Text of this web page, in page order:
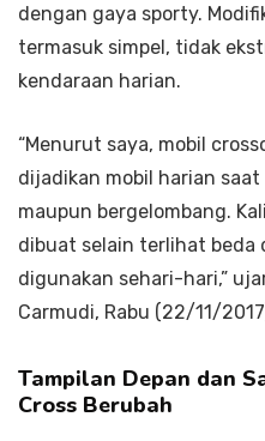
dengan gaya sporty.
termasuk simpel, tidak
kendaraan harian.
“Menurut saya, mobil
dijadikan mobil harian
maupun bergelombang.
dibuat selain terlihat beda
digunakan sehari-hari,”
Carmudi, Rabu (22/11/
Tampilan Depan dan
Cross Berubah